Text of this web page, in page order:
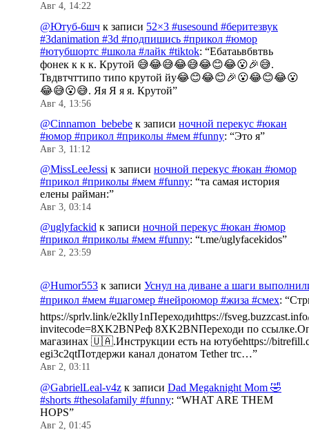
Авг 4, 14:22
@Ютуб-6шч к записи 52×3 #usesound #беритезвук
#3danimation #3d #подпишись #прикол #юмор
#ютубшортс #школа #лайк #tiktok: “Ебатаьвбвтвь
фонек к к к. Крутой 😅😂😅😂😅😂😊😂😮🎉😅.
Твдвтчттипо типо крутой йу😂😊😂😊🎉😮😂😊😂😮
😂😅😮😅. Яя Я я я. Крутой”
Авг 4, 13:56
@Cinnamon_bebebe к записи ночной перекус #юкан
#юмор #прикол #приколы #мем #funny: “Это я”
Авг 3, 11:12
@MissLeeJessi к записи ночной перекус #юкан #юмор
#прикол #приколы #мем #funny: “та самая история
елены райман:”
Авг 3, 03:14
@uglyfackid к записи ночной перекус #юкан #юмор
#прикол #приколы #мем #funny: “t.me/uglyfacekidos”
Авг 2, 23:59
@Humor553 к записи Уснул на диване а шаги
#прикол #мем #шагомер #нейроюмор #жиза #смех: “
https://sprlv.link/e2klly1nПереходиhttps://
invitecode=8XK2BNРеф 8XK2BNПереходи по
магазинах 🇺🇦.Инструкции есть на ютубеhttps://
egi3c2qtПотдержи канал донатом Tether trc…”
Авг 2, 03:11
@GabrielLeal-v4z к записи Dad Megaknight Mom 🤣
#shorts #thesolafamily #funny: “WHAT ARE THEM
HOPS”
Авг 2, 01:45